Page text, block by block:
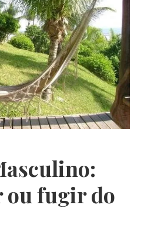
fugir do